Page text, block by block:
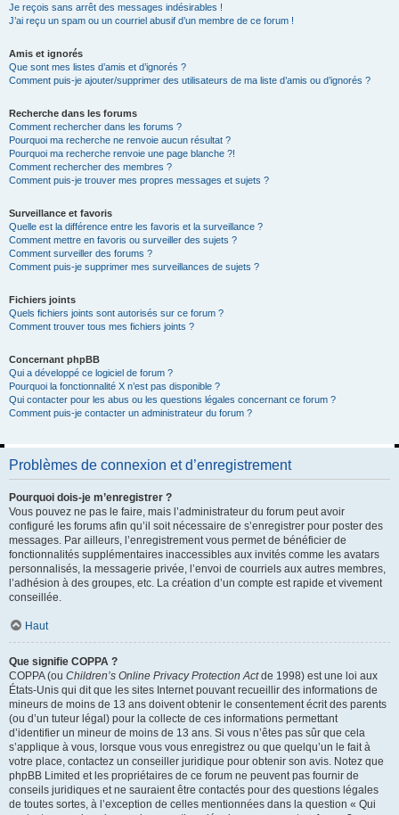
Je reçois sans arrêt des messages indésirables !
J’ai reçu un spam ou un courriel abusif d’un membre de ce forum !
Amis et ignorés
Que sont mes listes d’amis et d’ignorés ?
Comment puis-je ajouter/supprimer des utilisateurs de ma liste d’amis ou d’ignorés ?
Recherche dans les forums
Comment rechercher dans les forums ?
Pourquoi ma recherche ne renvoie aucun résultat ?
Pourquoi ma recherche renvoie une page blanche ?!
Comment rechercher des membres ?
Comment puis-je trouver mes propres messages et sujets ?
Surveillance et favoris
Quelle est la différence entre les favoris et la surveillance ?
Comment mettre en favoris ou surveiller des sujets ?
Comment surveiller des forums ?
Comment puis-je supprimer mes surveillances de sujets ?
Fichiers joints
Quels fichiers joints sont autorisés sur ce forum ?
Comment trouver tous mes fichiers joints ?
Concernant phpBB
Qui a développé ce logiciel de forum ?
Pourquoi la fonctionnalité X n’est pas disponible ?
Qui contacter pour les abus ou les questions légales concernant ce forum ?
Comment puis-je contacter un administrateur du forum ?
Problèmes de connexion et d’enregistrement
Pourquoi dois-je m’enregistrer ?
Vous pouvez ne pas le faire, mais l’administrateur du forum peut avoir
configuré les forums afin qu’il soit nécessaire de s’enregistrer pour poster des
messages. Par ailleurs, l’enregistrement vous permet de bénéficier de
fonctionnalités supplémentaires inaccessibles aux invités comme les avatars
personnalisés, la messagerie privée, l’envoi de courriels aux autres membres,
l’adhésion à des groupes, etc. La création d’un compte est rapide et vivement
conseillée.
Haut
Que signifie COPPA ?
COPPA (ou Children’s Online Privacy Protection Actde 1998) est une loi aux
États-Unis qui dit que les sites Internet pouvant recueillir des informations de
mineurs de moins de 13 ans doivent obtenir le consentement écrit des parents
(ou d’un tuteur légal) pour la collecte de ces informations permettant
d’identifier un mineur de moins de 13 ans. Si vous n’êtes pas sûr que cela
s’applique à vous, lorsque vous vous enregistrez ou que quelqu’un le fait à
votre place, contactez un conseiller juridique pour obtenir son avis. Notez que
phpBB Limited et les propriétaires de ce forum ne peuvent pas fournir de
conseils juridiques et ne sauraient être contactés pour des questions légales
de toutes sortes, à l’exception de celles mentionnées dans la question « Qui